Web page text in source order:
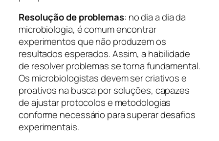
Resolução de problemas: no dia a dia da
microbiologia, é comum encontrar
experimentos que não produzem os
resultados esperados. Assim, a habilidade
de resolver problemas se torna fundamental.
Os microbiologistas devem ser criativos e
proativos na busca por soluções, capazes
de ajustar protocolos e metodologias
conforme necessário para superar desafios
experimentais.